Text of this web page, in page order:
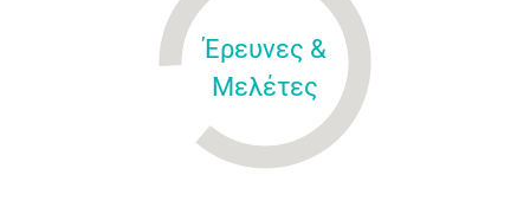
Έρευνες &
Μελέτες